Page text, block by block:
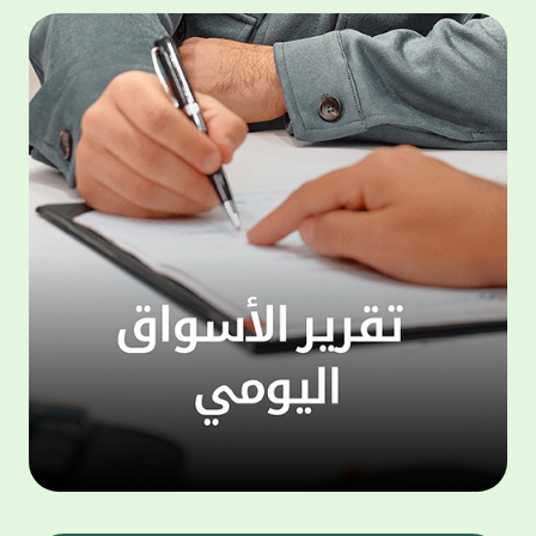
التحول الرقمي. ويتيح تطبيق KFHOnline
للهواتف الذكية مجموعة واسعة من الخدمات
التي تعكس فهم البنك لأنماط استخدام العملاء
واحتياجاتهم، من بينها خدمات التحويلات المالية
المحلية والدولية كخدمة "ومض" لتحويل الأموال،
إضافة إلى خدمة التحويل بالتعاون مع شبكة
"ويسترن يونيون" العالمية ، والتي تمكّن العملاء
من تنفيذ التحويلات المالية بسرعة وأمان، سواء
نقدًا أو مباشرة إلى الحسابات البنكية أو المحافظ
الرقمية في مختلف دول العالم ، مع الاستفادة
من الانتشار الواسع لشبكة ويسترن يونيون
عالميًا. كما توفر خدمة KFH Pay آلية مرنة
وسريعة لتحويل وطلب الأموال، تتيح للعملاء
إرسال طلبات دفع إلى فرد واحد أومجموعة من
الأشخاص عبر مشاركة رابط دفع أو إدخال أرقام
الهواتف. ويمكن للعميل إنشاء مجموعات
مخصصة لطلب الأموال، مع إمكانية متابعة حالة
الدفع لكل شخص من خلال قائمة «العمليات
حساب
على